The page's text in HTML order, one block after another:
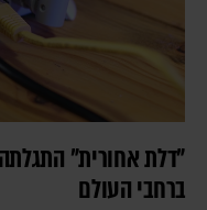
"דלת אחורית" התגלתה
ברחבי העולם